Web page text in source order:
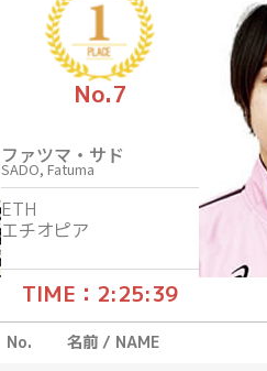
No.7
ファツマ・サド
SADO, Fatuma
ETH
エチオピア
TIME：2:25:39
No. 名前 / NAME